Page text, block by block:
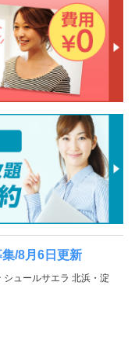
/8月6日更新
ュールサエラ 北浜・淀